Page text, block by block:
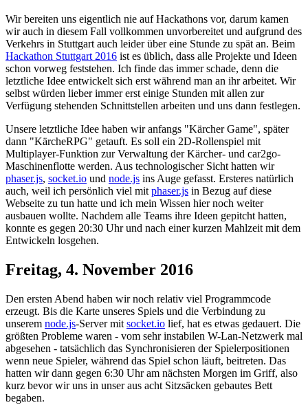
Wir bereiten uns eigentlich nie auf Hackathons vor, darum kamen
wir auch in diesem Fall vollkommen unvorbereitet und aufgrund des
Verkehrs in Stuttgart auch leider über eine Stunde zu spät an. Beim
Hackathon Stuttgart 2016 ist es üblich, dass alle Projekte und Ideen
schon vorweg feststehen. Ich finde das immer schade, denn die
letztliche Idee entwickelt sich erst während man an ihr arbeitet. Wir
selbst würden lieber immer erst einige Stunden mit allen zur
Verfügung stehenden Schnittstellen arbeiten und uns dann festlegen.
Unsere letztliche Idee haben wir anfangs "Kärcher Game", später
dann "KärcheRPG" getauft. Es soll ein 2D-Rollenspiel mit
Multiplayer-Funktion zur Verwaltung der Kärcher- und car2go-
Maschinenflotte werden. Aus technologischer Sicht hatten wir
phaser.js, socket.io und node.js ins Auge gefasst. Ersteres natürlich
auch, weil ich persönlich viel mit phaser.js in Bezug auf diese
Webseite zu tun hatte und ich mein Wissen hier noch weiter
ausbauen wollte. Nachdem alle Teams ihre Ideen gepitcht hatten,
konnte es gegen 20:30 Uhr und nach einer kurzen Mahlzeit mit dem
Entwickeln losgehen.
Freitag, 4. November 2016
Den ersten Abend haben wir noch relativ viel Programmcode
erzeugt. Bis die Karte unseres Spiels und die Verbindung zu
unserem node.js-Server mit socket.io lief, hat es etwas gedauert. Die
größten Probleme waren - vom sehr instabilen W-Lan-Netzwerk mal
abgesehen - tatsächlich das Synchronisieren der Spielerpositionen
wenn neue Spieler, während das Spiel schon läuft, beitreten. Das
hatten wir dann gegen 6:30 Uhr am nächsten Morgen im Griff, also
kurz bevor wir uns in unser aus acht Sitzsäcken gebautes Bett
begaben.